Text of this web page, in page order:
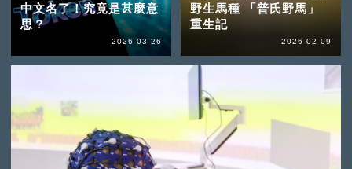
中文名了！究竟是甚麼意
思？
2026-03-26
野生馬種 「普氏野馬」
重生記
2026-02-09